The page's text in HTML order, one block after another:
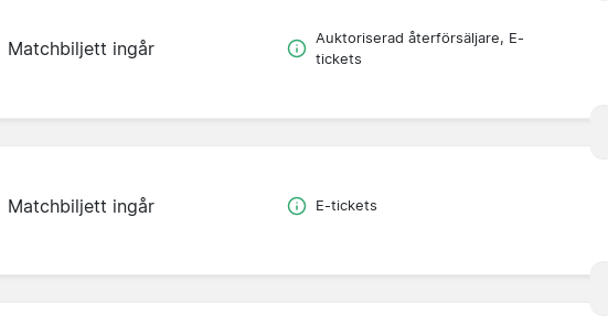
Matchbiljett ingår
Auktoriserad återförsäljare, E-
tickets
Matchbiljett ingår E-tickets